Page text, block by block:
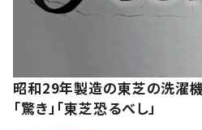
昭和29年製造の東芝の洗濯
「驚き」「東芝恐るべし」